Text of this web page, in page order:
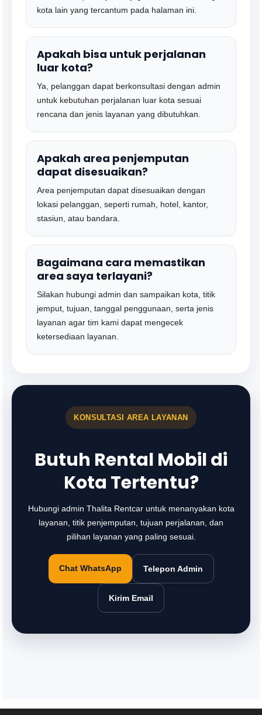
kota lain yang tercantum pada halaman ini.
Apakah bisa untuk perjalanan
luar kota?
Ya, pelanggan dapat berkonsultasi dengan admin
untuk kebutuhan perjalanan luar kota sesuai
rencana dan jenis layanan yang dibutuhkan.
Apakah area penjemputan
dapat disesuaikan?
Area penjemputan dapat disesuaikan dengan
lokasi pelanggan, seperti rumah, hotel, kantor,
stasiun, atau bandara.
Bagaimana cara memastikan
area saya terlayani?
Silakan hubungi admin dan sampaikan kota, titik
jemput, tujuan, tanggal penggunaan, serta jenis
layanan agar tim kami dapat mengecek
ketersediaan layanan.
KONSULTASI AREA LAYANAN
Butuh Rental Mobil di
Kota Tertentu?
Hubungi admin Thalita Rentcar untuk menanyakan kota
layanan, titik penjemputan, tujuan perjalanan, dan
pilihan layanan yang paling sesuai.
Chat WhatsApp Telepon Admin
Kirim Email